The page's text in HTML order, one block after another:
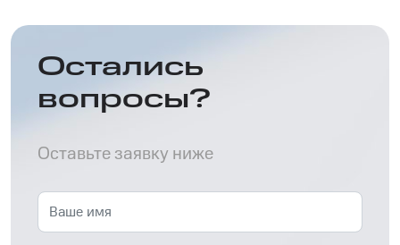
Остались
вопросы?
Оставьте заявку ниже